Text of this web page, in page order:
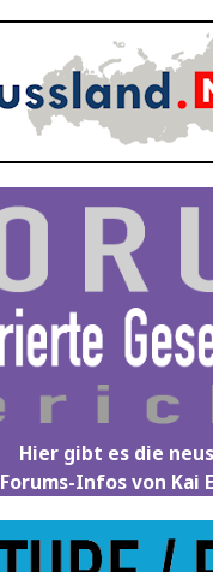
Hier gibt es die
Forums-Infos von Kai